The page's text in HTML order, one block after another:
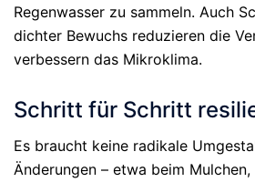
Regenwasser zu sammeln. Auch
dichter Bewuchs reduzieren die
verbessern das Mikroklima.
Schritt für Schritt
Es braucht keine radikale
Änderungen – etwa beim